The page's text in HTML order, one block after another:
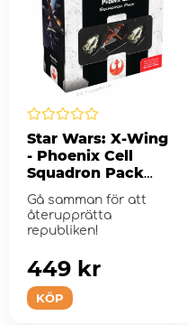
Star Wars: X-Wing
- Phoenix Cell
Squadron Pack
(Exp.)
Gå samman för att
återupprätta
republiken!
KÖP
449 kr